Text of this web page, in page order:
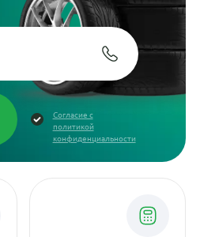
Согласие с
политикой
конфиденциальности